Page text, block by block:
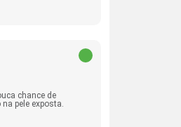
chance de
pele exposta.